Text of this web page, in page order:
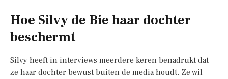
Hoe Silvy de Bie haar dochter
beschermt
Silvy heeft in interviews meerdere keren benadrukt dat
ze haar dochter bewust buiten de media houdt. Ze wil